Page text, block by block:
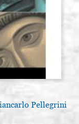
Pellegrini